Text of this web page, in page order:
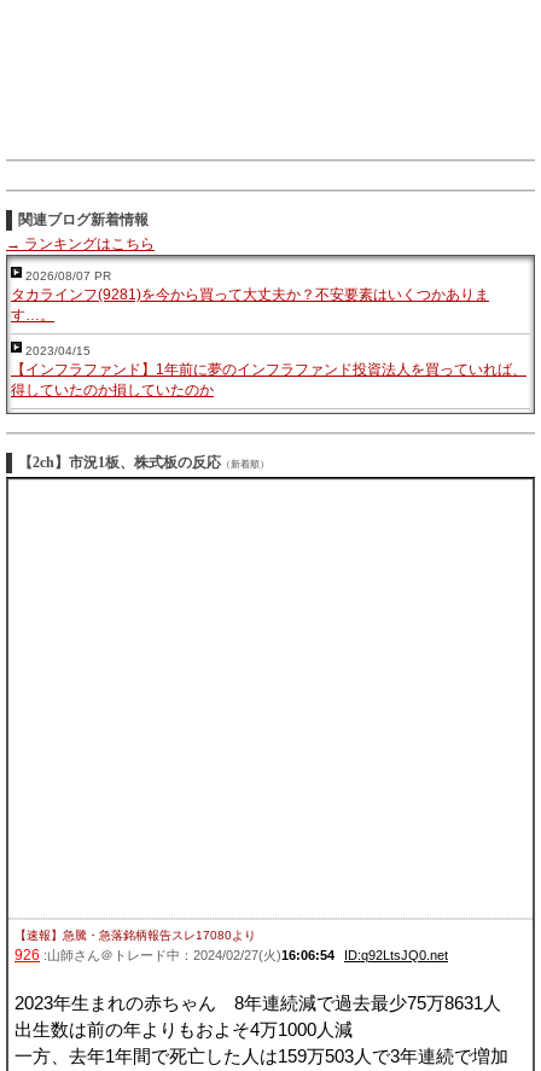
関連ブログ新着情報
→ ランキングはこちら
2026/08/07 PR
タカラインフ(9281)を今から買って大丈夫か？不安要素はいくつかありま
す…。
2023/04/15
【インフラファンド】1年前に夢のインフラファンド投資法人を買っていれば、
得していたのか損していたのか
【2ch】市況1板、株式板の反応 （新着順）
【速報】急騰・急落銘柄報告スレ17080より
926 :山師さん＠トレード中：2024/02/27(火)16:06:54 ID:q92LtsJQ0.net
2023年生まれの赤ちゃん 8年連続減で過去最少75万8631人
出生数は前の年よりもおよそ4万1000人減
一方、去年1年間で死亡した人は159万503人で3年連続で増加